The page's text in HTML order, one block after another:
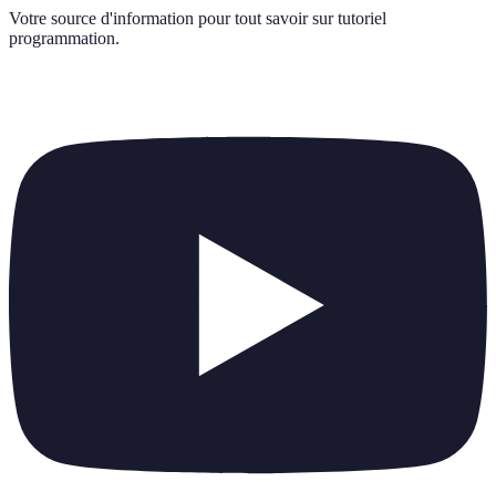
Votre source d'information pour tout savoir sur tutoriel
programmation.